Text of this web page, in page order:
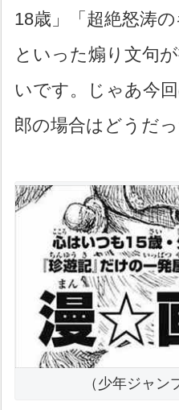
18歳」「超絶怒涛
といった煽り文句
いです。じゃあ今
郎の場合はどうだ
（少年ジャン